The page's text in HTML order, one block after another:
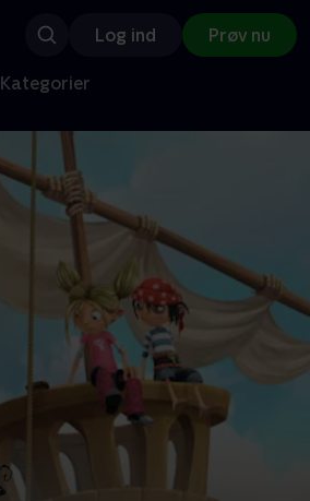
Log ind Prøv nu
Kategorier